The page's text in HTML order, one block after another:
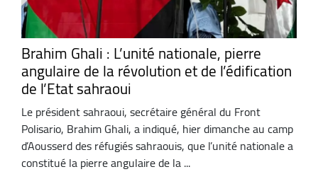
Brahim Ghali : L’unité nationale, pierre
angulaire de la révolution et de l’édification
de l’Etat sahraoui
Le président sahraoui, secrétaire général du Front
Polisario, Brahim Ghali, a indiqué, hier dimanche au camp
d’Aousserd des réfugiés sahraouis, que l’unité nationale a
constitué la pierre angulaire de la ...